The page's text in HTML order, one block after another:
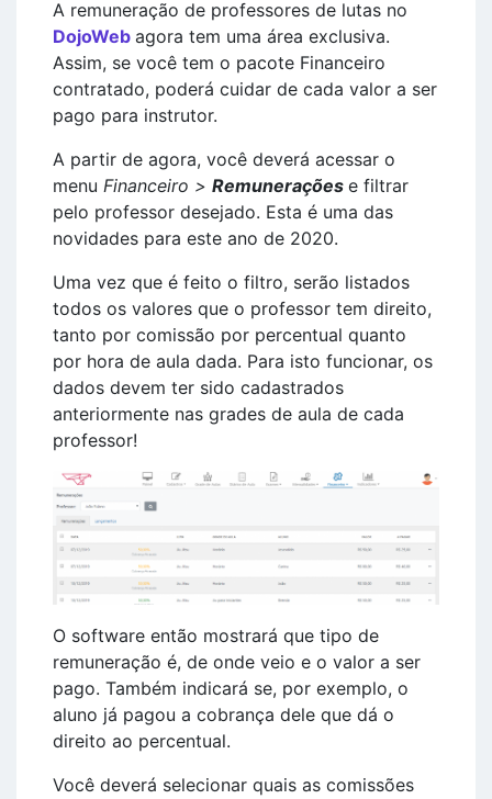
A remuneração de professores de lutas no
DojoWeb agora tem uma área exclusiva.
Assim, se você tem o pacote Financeiro
contratado, poderá cuidar de cada valor a ser
pago para instrutor.
A partir de agora, você deverá acessar o
menu Financeiro > Remunerações e filtrar
pelo professor desejado. Esta é uma das
novidades para este ano de 2020.
Uma vez que é feito o filtro, serão listados
todos os valores que o professor tem direito,
tanto por comissão por percentual quanto
por hora de aula dada. Para isto funcionar, os
dados devem ter sido cadastrados
anteriormente nas grades de aula de cada
professor!
O software então mostrará que tipo de
remuneração é, de onde veio e o valor a ser
pago. Também indicará se, por exemplo, o
aluno já pagou a cobrança dele que dá o
direito ao percentual.
Você deverá selecionar quais as comissões